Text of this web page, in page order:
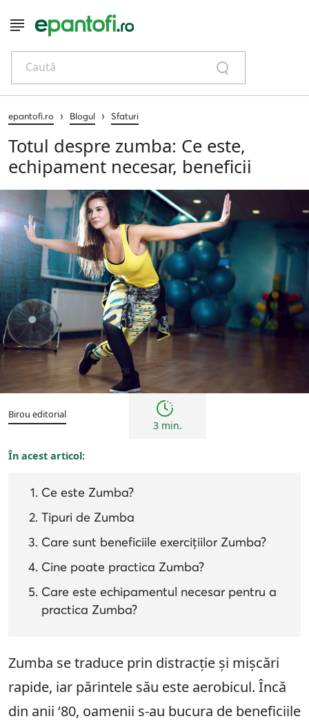
Caută
epantofi.ro › Blogul › Sfaturi
Totul despre zumba: Ce este,
echipament necesar, beneficii
Birou editorial
3 min.
În acest articol:
Ce este Zumba?
Tipuri de Zumba
Care sunt beneficiile exercițiilor Zumba?
Cine poate practica Zumba?
Care este echipamentul necesar pentru a
practica Zumba?
Zumba se traduce prin distracție și mișcări
rapide, iar părintele său este aerobicul. Încă
din anii ‘80, oamenii s-au bucura de beneficiile